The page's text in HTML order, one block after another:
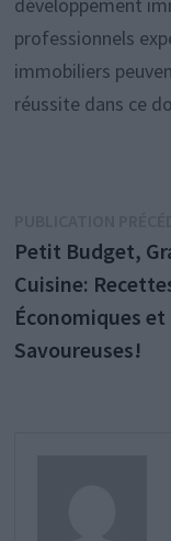
professionnels
immobiliers
réussite dans ce
de
l’article
Petit Budget,
Cuisine:
Économiques et
Savoureuses!